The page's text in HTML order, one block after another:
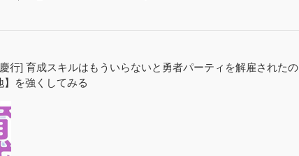
行] 育成スキルはもういらないと勇者パーティを解雇されたの
を強くしてみる